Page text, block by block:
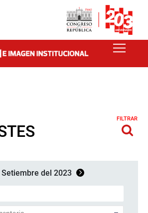
FILTRAR
Setiembre del 2023